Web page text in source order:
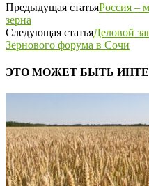
Предыдущая статьяРоссия –
зерна
Следующая статьяДеловой
Зернового форума в Сочи
ЭТО МОЖЕТ БЫТЬ